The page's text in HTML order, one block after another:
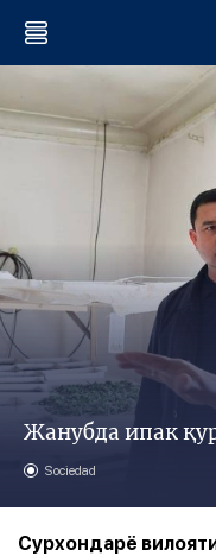
Жанубда ипак
Sociedad
Сурхондарё